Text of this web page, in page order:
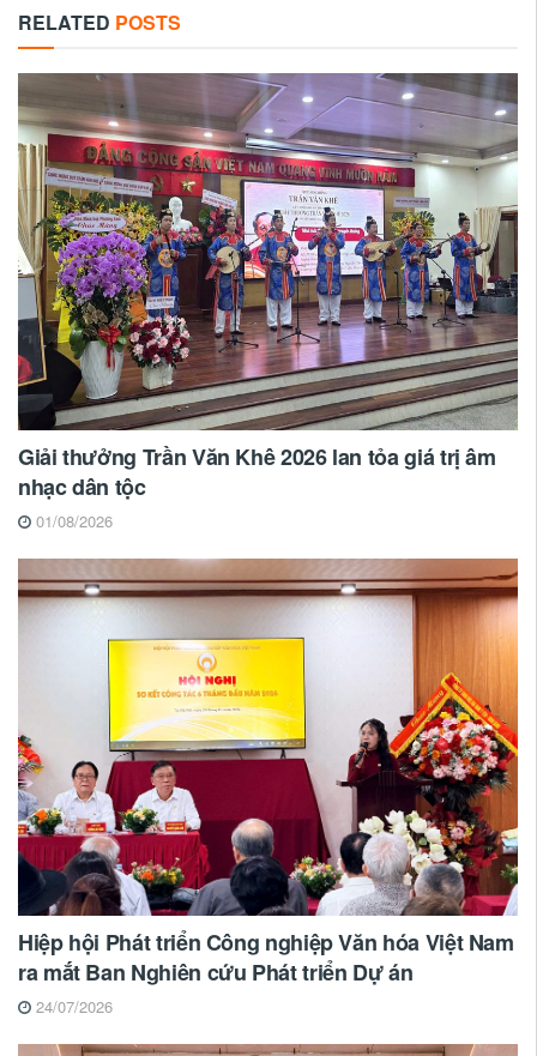
RELATED POSTS
Giải thưởng Trần Văn Khê 2026 lan tỏa giá trị âm
nhạc dân tộc
01/08/2026
Hiệp hội Phát triển Công nghiệp Văn hóa Việt Nam
ra mắt Ban Nghiên cứu Phát triển Dự án
24/07/2026